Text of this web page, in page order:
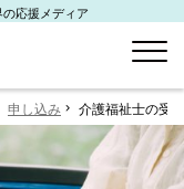
応援メディア
申し込み 介護福祉士の受